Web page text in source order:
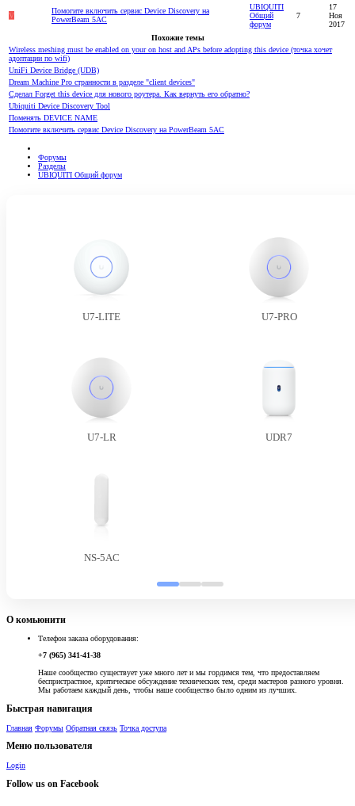
V
Помогите включить сервис Device Discovery на
PowerBeam 5AC
UBIQUITI
Общий
форум
7
17
Ноя
2017
Похожие темы
Wireless meshing must be enabled on your on host and APs before adopting this device (точка хочет
адоптации по wifi)
UniFi Device Bridge (UDB)
Dream Machine Pro странности в разделе "client devices"
Сделал Forget this device для нового роутера. Как вернуть его обратно?
Ubiquiti Device Discovery Tool
Поменять DEVICE NAME
Помогите включить сервис Device Discovery на PowerBeam 5AC
Форумы
Разделы
UBIQUITI Общий форум
U7-LITE U7-PRO
U7-LR UDR7
NS-5AC
О комьюнити
Телефон заказа оборудования:
+7 (965) 341-41-38
Наше сообщество существует уже много лет и мы гордимся тем, что предоставляем
беспристрастное, критическое обсуждение технических тем, среди мастеров разного уровня.
Мы работаем каждый день, чтобы наше сообщество было одним из лучших.
Быстрая навигация
Главная Форумы Обратная связь Точка доступа
Меню пользователя
Login
Follow us on Facebook